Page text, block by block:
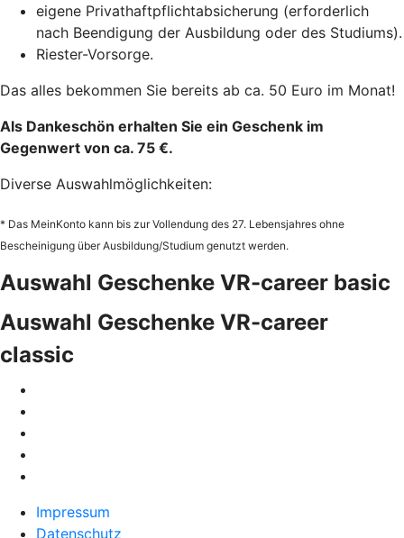
eigene Privathaftpflichtabsicherung (erforderlich
nach Beendigung der Ausbildung oder des Studiums).
Riester-Vorsorge.
Das alles bekommen Sie bereits ab ca. 50 Euro im Monat!
Als Dankeschön erhalten Sie ein Geschenk im
Gegenwert von ca. 75 €.
Diverse Auswahlmöglichkeiten:
* Das MeinKonto kann bis zur Vollendung des 27. Lebensjahres ohne
Bescheinigung über Ausbildung/Studium genutzt werden.
Auswahl Geschenke VR-career basic
Auswahl Geschenke VR-career
classic
Impressum
Datenschutz